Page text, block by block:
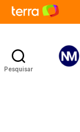
Pesquisar